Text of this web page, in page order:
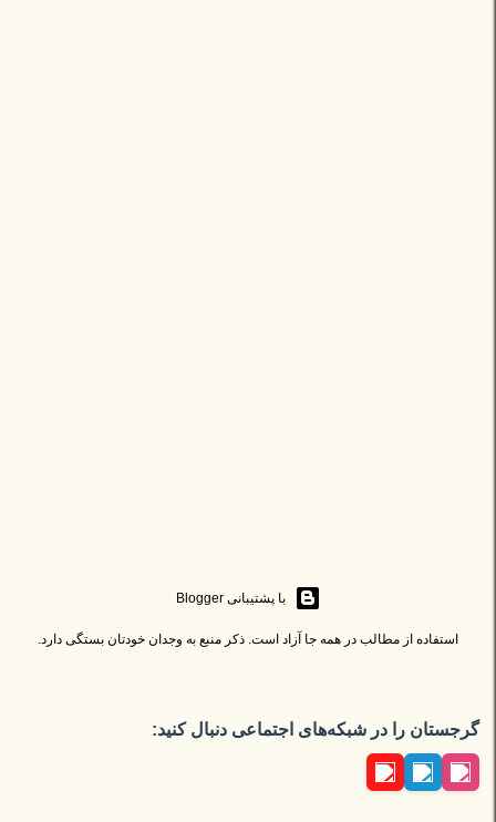
‏با پشتیبانی Blogger
استفاده از مطالب در همه جا آزاد است. ذکر منبع به وجدان خودتان بستگی دارد.
گرجستان را در شبکه‌های اجتماعی دنبال کنید: